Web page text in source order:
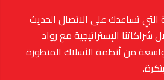
التي تساعدك على الاتصال الحديث
الإستراتيجية مع رواد
من أنظمة الأسلاك المتطورة